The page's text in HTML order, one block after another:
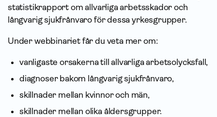
statistikrapport om allvarliga arbetsskador och
långvarig sjukfrånvaro för dessa yrkesgrupper.
Under webbinariet får du veta mer om:
vanligaste orsakerna till allvarliga arbetsolycksfall,
diagnoser bakom långvarig sjukfrånvaro,
skillnader mellan kvinnor och män,
skillnader mellan olika åldersgrupper.